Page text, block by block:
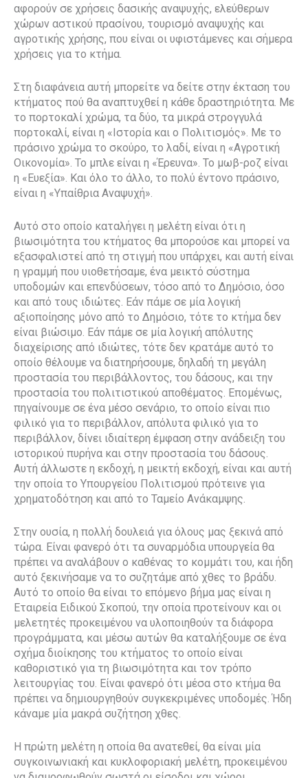
αφορούν σε χρήσεις δασικής αναψυχής, ελεύθερων
χώρων αστικού πρασίνου, τουρισμό αναψυχής και
αγροτικής χρήσης, που είναι οι υφιστάμενες και σήμερα
χρήσεις για το κτήμα.
Στη διαφάνεια αυτή μπορείτε να δείτε στην έκταση του
κτήματος πού θα αναπτυχθεί η κάθε δραστηριότητα. Με
το πορτοκαλί χρώμα, τα δύο, τα μικρά στρογγυλά
πορτοκαλί, είναι η «Ιστορία και ο Πολιτισμός». Με το
πράσινο χρώμα το σκούρο, το λαδί, είναι η «Αγροτική
Οικονομία». Το μπλε είναι η «Έρευνα». Το μωβ-ροζ είναι
η «Ευεξία». Και όλο το άλλο, το πολύ έντονο πράσινο,
είναι η «Υπαίθρια Αναψυχή».
Αυτό στο οποίο καταλήγει η μελέτη είναι ότι η
βιωσιμότητα του κτήματος θα μπορούσε και μπορεί να
εξασφαλιστεί από τη στιγμή που υπάρχει, και αυτή είναι
η γραμμή που υιοθετήσαμε, ένα μεικτό σύστημα
υποδομών και επενδύσεων, τόσο από το Δημόσιο, όσο
και από τους ιδιώτες. Εάν πάμε σε μία λογική
αξιοποίησης μόνο από το Δημόσιο, τότε το κτήμα δεν
είναι βιώσιμο. Εάν πάμε σε μία λογική απόλυτης
διαχείρισης από ιδιώτες, τότε δεν κρατάμε αυτό το
οποίο θέλουμε να διατηρήσουμε, δηλαδή τη μεγάλη
προστασία του περιβάλλοντος, του δάσους, και την
προστασία του πολιτιστικού αποθέματος. Επομένως,
πηγαίνουμε σε ένα μέσο σενάριο, το οποίο είναι πιο
φιλικό για το περιβάλλον, απόλυτα φιλικό για το
περιβάλλον, δίνει ιδιαίτερη έμφαση στην ανάδειξη του
ιστορικού πυρήνα και στην προστασία του δάσους.
Αυτή άλλωστε η εκδοχή, η μεικτή εκδοχή, είναι και αυτή
την οποία το Υπουργείου Πολιτισμού πρότεινε για
χρηματοδότηση και από το Ταμείο Ανάκαμψης.
Στην ουσία, η πολλή δουλειά για όλους μας ξεκινά από
τώρα. Είναι φανερό ότι τα συναρμόδια υπουργεία θα
πρέπει να αναλάβουν ο καθένας το κομμάτι του, και ήδη
αυτό ξεκινήσαμε να το συζητάμε από χθες το βράδυ.
Αυτό το οποίο θα είναι το επόμενο βήμα μας είναι η
Εταιρεία Ειδικού Σκοπού, την οποία προτείνουν και οι
μελετητές προκειμένου να υλοποιηθούν τα διάφορα
προγράμματα, και μέσω αυτών θα καταλήξουμε σε ένα
σχήμα διοίκησης του κτήματος το οποίο είναι
καθοριστικό για τη βιωσιμότητα και τον τρόπο
λειτουργίας του. Είναι φανερό ότι μέσα στο κτήμα θα
πρέπει να δημιουργηθούν συγκεκριμένες υποδομές. Ήδη
κάναμε μία μακρά συζήτηση χθες.
Η πρώτη μελέτη η οποία θα ανατεθεί, θα είναι μία
συγκοινωνιακή και κυκλοφοριακή μελέτη, προκειμένου